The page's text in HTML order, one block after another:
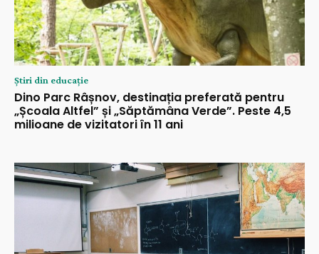
Știri din educație
Dino Parc Râșnov, destinația preferată pentru
„Școala Altfel” și „Săptămâna Verde”. Peste 4,5
milioane de vizitatori în 11 ani